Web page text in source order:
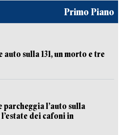
Primo Piano
sulla 131, un morto e tre
parcheggia l’auto sulla
dei cafoni in